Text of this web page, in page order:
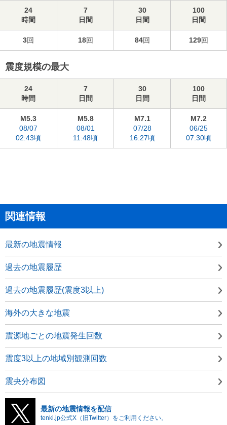
24
時間
7
日間
30
日間
100
日間
3回 18回 84回 129回
震度規模の最大
24
時間
7
日間
30
日間
100
日間
M5.3
08/07
02:43頃
M5.8
08/01
11:48頃
M7.1
07/28
16:27頃
M7.2
06/25
07:30頃
関連情報
最新の地震情報
過去の地震履歴
過去の地震履歴(震度3以上)
海外の大きな地震
震源地ごとの地震発生回数
震度3以上の地域別観測回数
震央分布図
最新の地震情報を配信
tenki.jp公式X（旧Twitter）をご利用ください。